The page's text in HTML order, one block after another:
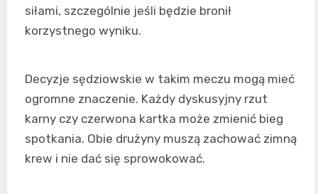
siłami, szczególnie jeśli będzie bronił
korzystnego wyniku.
Decyzje sędziowskie w takim meczu mogą mieć
ogromne znaczenie. Każdy dyskusyjny rzut
karny czy czerwona kartka może zmienić bieg
spotkania. Obie drużyny muszą zachować zimną
krew i nie dać się sprowokować.